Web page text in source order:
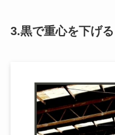
3.黒で重心を下げる